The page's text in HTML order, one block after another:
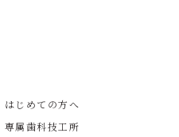
はじめての方へ
専属歯科技工所